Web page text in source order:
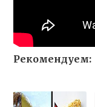
Рекомендуем: